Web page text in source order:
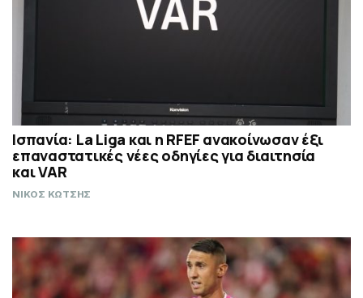
Ισπανία: La Liga και η RFEF ανακοίνωσαν έξι
επαναστατικές νέες οδηγίες για διαιτησία
και VAR
ΝΙΚΟΣ ΚΩΤΣΗΣ